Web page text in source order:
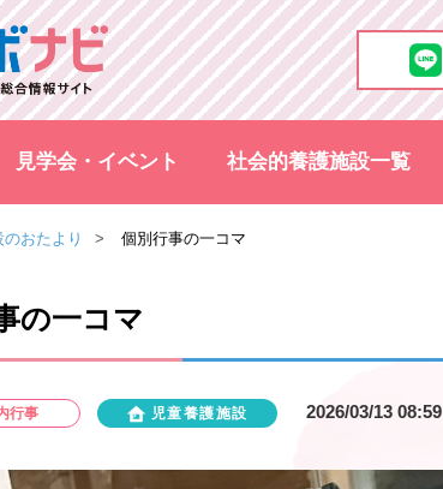
見学会・イベント 社会的養護施設一覧
のおたより 個別行事の一コマ
の一コマ
行事 児童養護施設 2026/03/13 08:59